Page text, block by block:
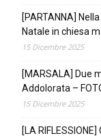
[PARTANNA]
Natale in chiesa
15 Dicembre 2025
[MARSALA] Due
Addolorata –
15 Dicembre 2025
[LA